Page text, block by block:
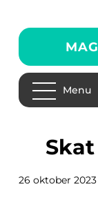
Menu
26 oktober 2023